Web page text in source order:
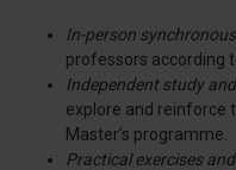
In-person
professors according
Independent study
explore and reinforce
Master’s programme.
Practical exercises